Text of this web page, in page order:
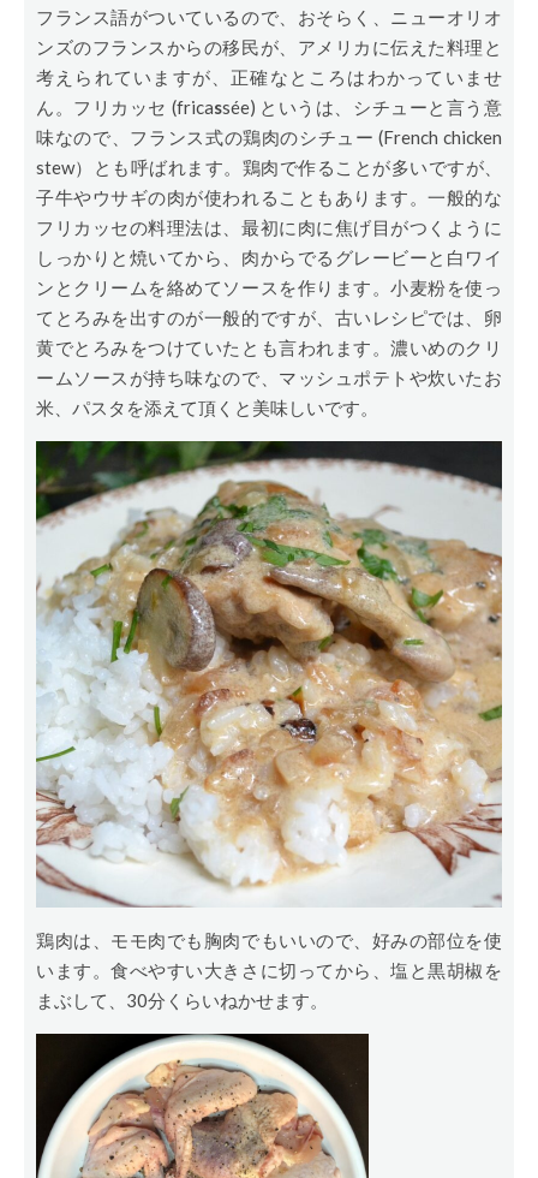
フランス語がついているので、おそらく、ニューオリオ
ンズのフランスからの移民が、アメリカに伝えた料理と
考えられていますが、正確なところはわかっていませ
ん。フリカッセ (fricassée) というは、シチューと言う意
味なので、フランス式の鶏肉のシチュー (French chicken
stew）とも呼ばれます。鶏肉で作ることが多いですが、
子牛やウサギの肉が使われることもあります。一般的な
フリカッセの料理法は、最初に肉に焦げ目がつくように
しっかりと焼いてから、肉からでるグレービーと白ワイ
ンとクリームを絡めてソースを作ります。小麦粉を使っ
てとろみを出すのが一般的ですが、古いレシピでは、卵
黄でとろみをつけていたとも言われます。濃いめのクリ
ームソースが持ち味なので、マッシュポテトや炊いたお
米、パスタを添えて頂くと美味しいです。
鶏肉は、モモ肉でも胸肉でもいいので、好みの部位を使
います。食べやすい大きさに切ってから、塩と黒胡椒を
まぶして、30分くらいねかせます。